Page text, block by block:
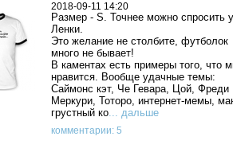
2018-09-11 14:20
Размер - S. Точнее можно спросить у
Ленки.
Это желание не столбите, футболок
много не бывает!
В каментах есть примеры того, что
нравится. Вообще удачные темы:
Саймонс кэт, Че Гевара, Цой, Фреди
Меркури, Тоторо, интернет-мемы,
грустный ко ... дальше
комментарии: 5